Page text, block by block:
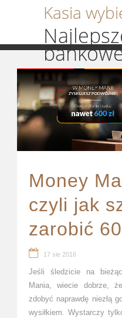
Kasia
Money
czyli jak
zarobić
17 sie 2016
Jeśli śledzicie na
Mania, wiecie dobrze,
zdobyć naprawdę niezłą
wysiłkiem. Wystarczy